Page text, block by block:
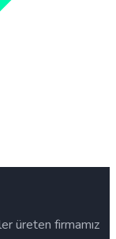
üreten firmamız